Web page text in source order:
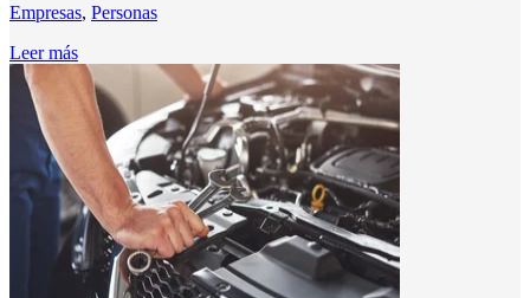
Empresas, Personas
Leer más